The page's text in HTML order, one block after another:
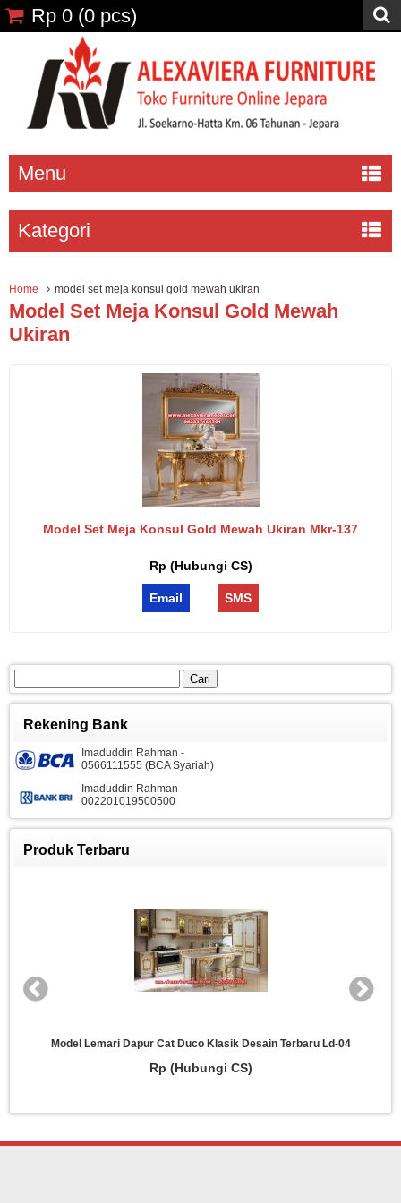
Rp 0 (0 pcs)
Menu
Kategori
Home model set meja konsul gold mewah ukiran
Model Set Meja Konsul Gold Mewah
Ukiran
Model Set Meja Konsul Gold Mewah Ukiran Mkr-137
Rp (Hubungi CS)
Email SMS
untuk:
Rekening Bank
Imaduddin Rahman -
0566111555 (BCA Syariah)
Imaduddin Rahman -
002201019500500
Produk Terbaru
Model Lemari Dapur Cat Duco Klasik Desain Terbaru Ld-04
Rp (Hubungi CS)